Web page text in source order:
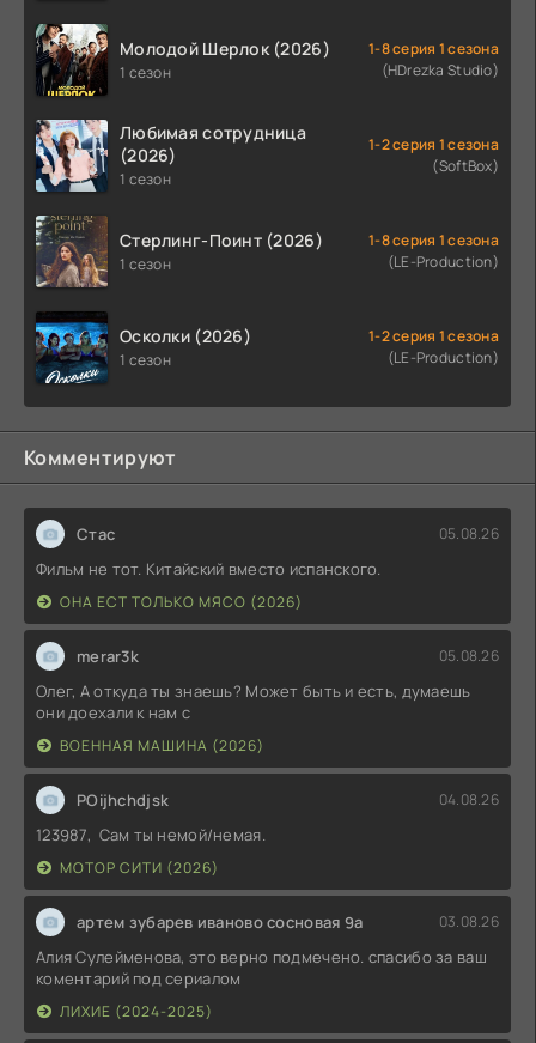
Молодой Шерлок (2026)
1 сезон
1-8 серия 1 сезона
(HDrezka Studio)
Любимая сотрудница
(2026)
1 сезон
1-2 серия 1 сезона
(SoftBox)
Стерлинг-Поинт (2026)
1 сезон
1-8 серия 1 сезона
(LE-Production)
Осколки (2026)
1 сезон
1-2 серия 1 сезона
(LE-Production)
Комментируют
Стас 05.08.26
Фильм не тот. Китайский вместо испанского.
ОНА ЕСТ ТОЛЬКО МЯСО (2026)
merar3k 05.08.26
Олег, А откуда ты знаешь? Может быть и есть, думаешь
они доехали к нам с
ВОЕННАЯ МАШИНА (2026)
POijhchdjsk 04.08.26
123987, Сам ты немой/немая.
МОТОР СИТИ (2026)
артем зубарев иваново сосновая 9а 03.08.26
Алия Сулейменова, это верно подмечено. спасибо за ваш
коментарий под сериалом
ЛИХИЕ (2024-2025)